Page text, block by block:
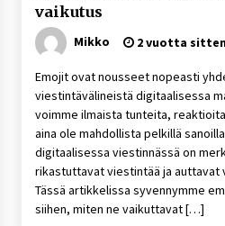
vaikutus
Mikko 2 vuotta
Emojit ovat nousseet nopeasti
viestintävälineistä digitaalisessa
voimme ilmaista tunteita,
aina ole mahdollista pelkillä
digitaalisessa viestinnässä on
rikastuttavat viestintää ja auttavat
Tässä artikkelissa syvennymme
siihen, miten ne vaikuttavat […]